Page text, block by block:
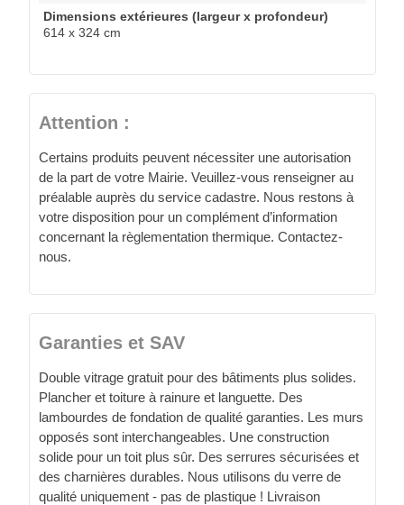
Dimensions extérieures (largeur x profondeur)
614 x 324 cm
Attention :
Certains produits peuvent nécessiter une autorisation
de la part de votre Mairie. Veuillez-vous renseigner au
préalable auprès du service cadastre. Nous restons à
votre disposition pour un complément d’information
concernant la règlementation thermique. Contactez-
nous.
Garanties et SAV
Double vitrage gratuit pour des bâtiments plus solides.
Plancher et toiture à rainure et languette. Des
lambourdes de fondation de qualité garanties. Les murs
opposés sont interchangeables. Une construction
solide pour un toit plus sûr. Des serrures sécurisées et
des charnières durables. Nous utilisons du verre de
qualité uniquement - pas de plastique ! Livraison